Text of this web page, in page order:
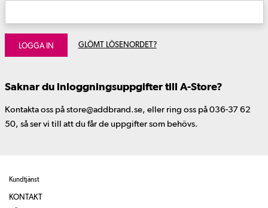
LOGGA IN GLÖMT LÖSENORDET?
Saknar du inloggningsuppgifter till A-Store?
Kontakta oss på store@addbrand.se, eller ring oss på 036-37 62
50, så ser vi till att du får de uppgifter som behövs.
Kundtjänst
KONTAKT